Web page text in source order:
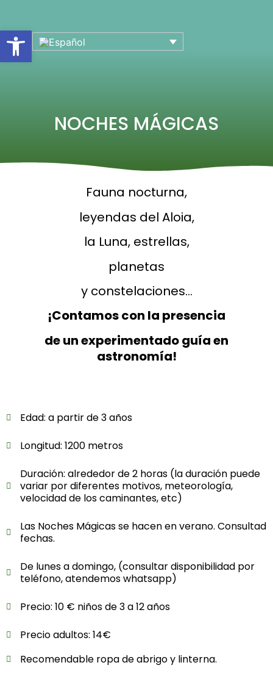
Abrir barra de herramientas
NOCHES MÁGICAS
Fauna nocturna,
leyendas del Aloia,
la Luna, estrellas,
planetas
y constelaciones…
¡Contamos con la presencia
de un experimentado guía en
astronomía!
Edad: a partir de 3 años
Longitud: 1200 metros
Duración: alrededor de 2 horas (la duración puede
variar por diferentes motivos, meteorología,
velocidad de los caminantes, etc)
Las Noches Mágicas se hacen en verano. Consultad
fechas.
De lunes a domingo, (consultar disponibilidad por
teléfono, atendemos whatsapp)
Precio: 10 € niños de 3 a 12 años
Precio adultos: 14€
Recomendable ropa de abrigo y linterna.